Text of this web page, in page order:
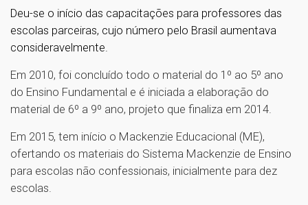
Deu-se o início das capacitações para professores das
escolas parceiras, cujo número pelo Brasil aumentava
consideravelmente.
Em 2010, foi concluído todo o material do 1º ao 5º ano
do Ensino Fundamental e é iniciada a elaboração do
material de 6º a 9º ano, projeto que finaliza em 2014.
Em 2015, tem início o Mackenzie Educacional (ME),
ofertando os materiais do Sistema Mackenzie de Ensino
para escolas não confessionais, inicialmente para dez
escolas.